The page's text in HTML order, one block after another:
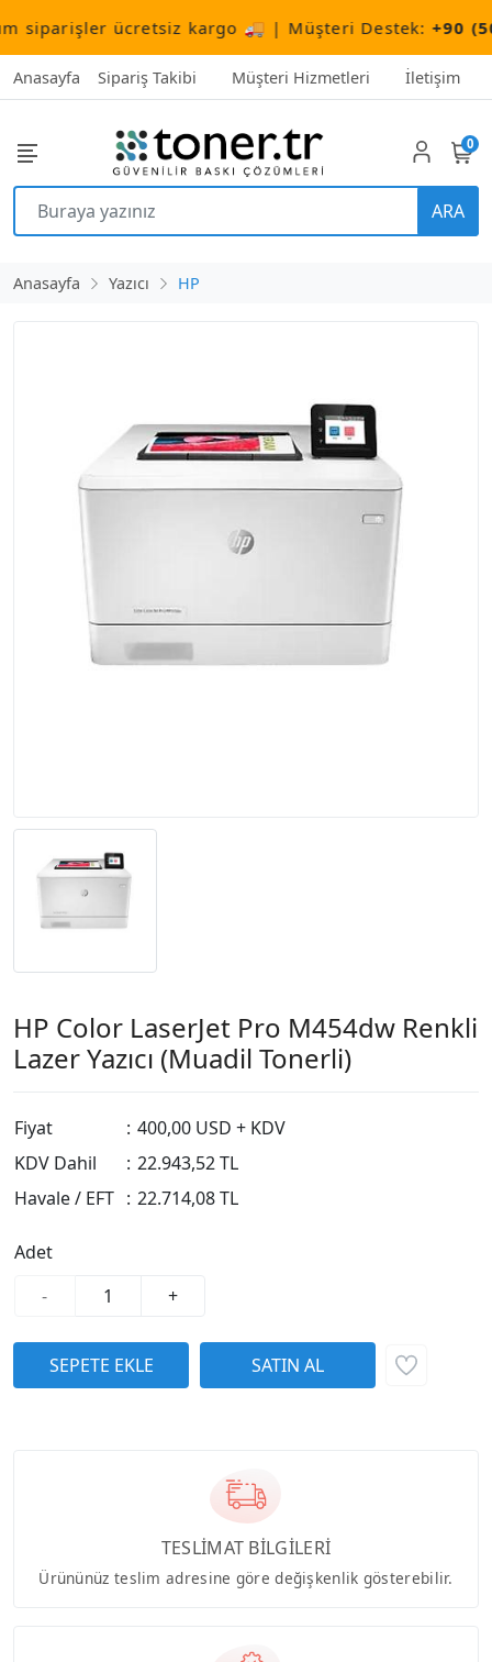
ücretsiz kargo 🚚 | Müşteri Destek:+90 (506)
Anasayfa Sipariş Takibi Müşteri Hizmetleri İletişim
ARA
0
Anasayfa Yazıcı HP
HP Color LaserJet Pro M454dw Renkli
Lazer Yazıcı (Muadil Tonerli)
Fiyat : 400,00 USD + KDV
KDV Dahil
: 22.943,52 TL
Havale / EFT : 22.714,08 TL
Adet
-
+
TESLİMAT BİLGİLERİ
Ürününüz teslim adresine göre değişkenlik gösterebilir.